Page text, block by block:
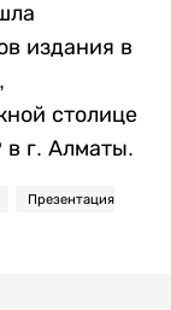
издания в
столице
в г. Алматы.
Презентация